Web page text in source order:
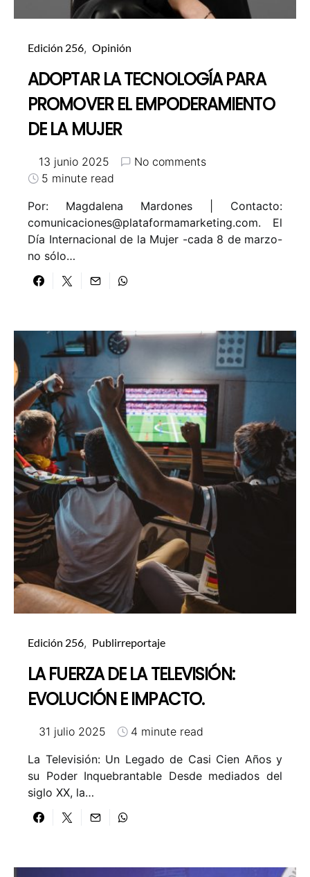
Edición 256 Opinión
ADOPTAR LA TECNOLOGÍA PARA
PROMOVER EL EMPODERAMIENTO
DE LA MUJER
13 junio 2025
No comments
5 minute read
Por: Magdalena Mardones | Contacto:
comunicaciones@plataformamarketing.com. El
Día Internacional de la Mujer -cada 8 de marzo-
no sólo…
Edición 256 Publirreportaje
LA FUERZA DE LA TELEVISIÓN:
EVOLUCIÓN E IMPACTO.
31 julio 2025
4 minute read
La Televisión: Un Legado de Casi Cien Años y
su Poder Inquebrantable Desde mediados del
siglo XX, la…